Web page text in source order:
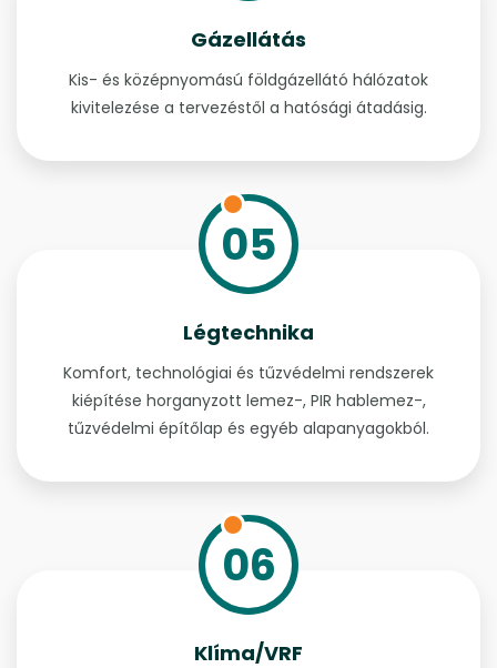
Gázellátás
Kis- és középnyomású földgázellátó hálózatok
kivitelezése a tervezéstől a hatósági átadásig.
05
Légtechnika
Komfort, technológiai és tűzvédelmi rendszerek
kiépítése horganyzott lemez-, PIR hablemez-,
tűzvédelmi építőlap és egyéb alapanyagokból.
06
Klíma/VRF